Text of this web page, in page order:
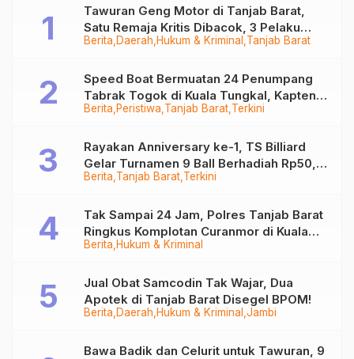
Berita Daerah Hukum & Kriminal Tanjab Barat
Tawuran Geng Motor di Tanjab Barat,
Satu Remaja Kritis Dibacok, 3 Pelaku
Ditangkap
Berita Peristiwa Tanjab Barat Terkini
Speed Boat Bermuatan 24 Penumpang
Tabrak Togok di Kuala Tungkal, Kapten
Sempat Hilang
Berita Tanjab Barat Terkini
Rayakan Anniversary ke-1, TS Billiard
Gelar Turnamen 9 Ball Berhadiah Rp50,8
Juta
Berita Hukum & Kriminal
Tak Sampai 24 Jam, Polres Tanjab Barat
Ringkus Komplotan Curanmor di Kuala
Tungkal
Berita Daerah Hukum & Kriminal Jambi
Jual Obat Samcodin Tak Wajar, Dua
Apotek di Tanjab Barat Disegel BPOM!
Bawa Badik dan Celurit untuk Tawuran, 9